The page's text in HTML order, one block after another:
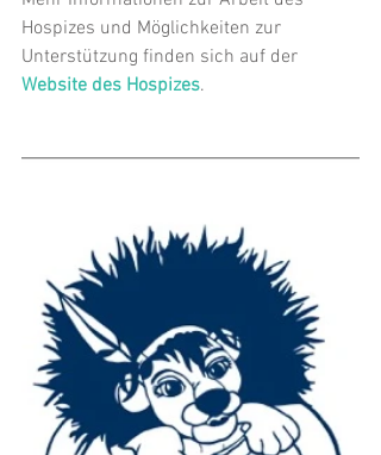
Hospizes und Möglichkeiten zur
Unterstützung finden sich auf der
Website des Hospizes.